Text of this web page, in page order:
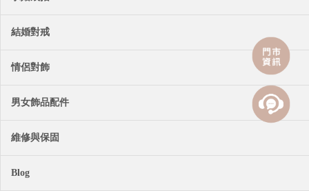
結婚對戒
情侶對飾
男女飾品配件
維修與保固
Blog